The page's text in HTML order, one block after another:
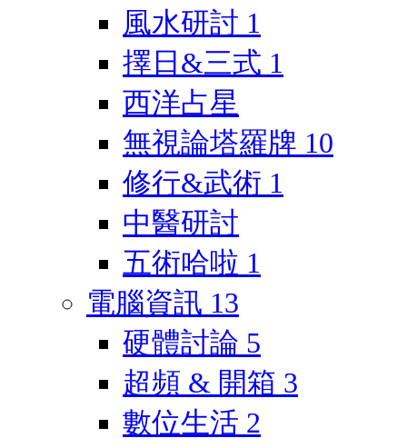
風水研討 1
擇日&三式 1
西洋占星
無視論塔羅牌 10
修行&武術 1
中醫研討
五術哈啦 1
電腦資訊 13
硬體討論 5
超頻 & 開箱 3
數位生活 2